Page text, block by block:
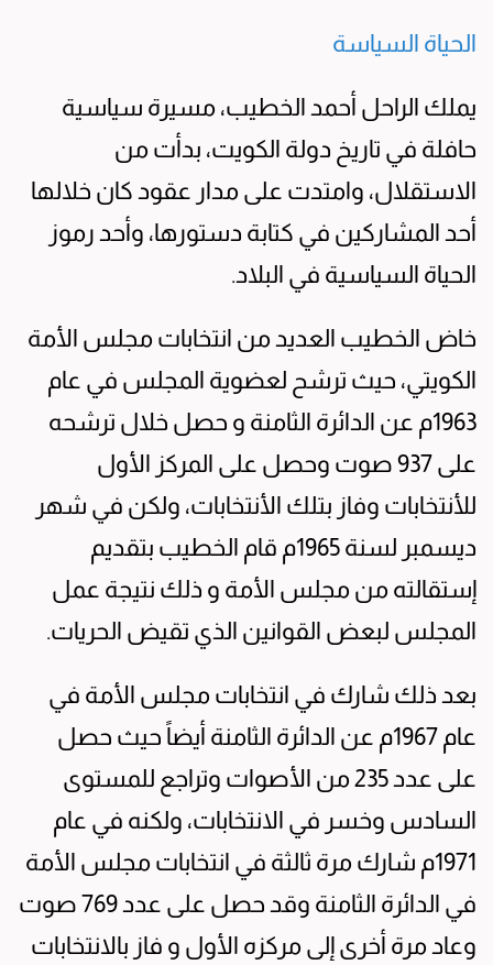
الحياة السياسة
يملك الراحل أحمد الخطيب، مسيرة سياسية
حافلة في تاريخ دولة الكويت، بدأت من
الاستقلال، وامتدت على مدار عقود كان خلالها
أحد المشاركين في كتابة دستورها، وأحد رموز
الحياة السياسية في البلاد.
خاض الخطيب العديد من انتخابات مجلس الأمة
الكويتي، حيث ترشح لعضوية المجلس في عام
1963م عن الدائرة الثامنة و حصل خلال ترشحه
على 937 صوت وحصل على المركز الأول
للأنتخابات وفاز بتلك الأنتخابات، ولكن في شهر
ديسمبر لسنة 1965م قام الخطيب بتقديم
إستقالته من مجلس الأمة و ذلك نتيجة عمل
المجلس لبعض القوانين الذي تقيض الحريات.
بعد ذلك شارك في انتخابات مجلس الأمة في
عام 1967م عن الدائرة الثامنة أيضاً حيث حصل
على عدد 235 من الأصوات وتراجع للمستوى
السادس وخسر في الانتخابات، ولكنه في عام
1971م شارك مرة ثالثة في انتخابات مجلس الأمة
في الدائرة الثامنة وقد حصل على عدد 769 صوت
وعاد مرة أخرى إلى مركزه الأول و فاز بالانتخابات